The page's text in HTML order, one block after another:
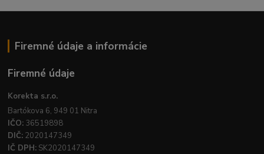
Firemné údaje a informácie
Firemné údaje
Korekta s.r.o.
Bartókova 6, 949 01 Nitra
IČO: 36519898
DIČ: 2020147349
IČ DPH: SK2020147349